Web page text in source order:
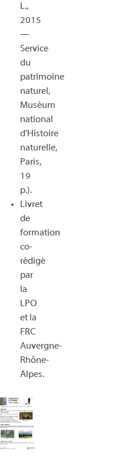
L.,
2015
—
Service
du
patrimoine
naturel,
Muséum
national
d’Histoire
naturelle,
Paris,
19
p.).
Livret
de
formation
co-
rédigé
par
la
LPO
et la
FRC
Auvergne-
Rhône-
Alpes.